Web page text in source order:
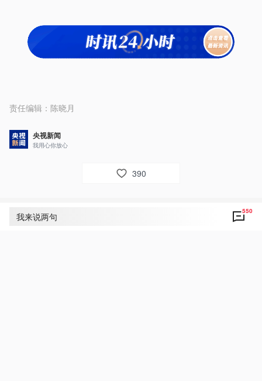
责任编辑： 陈晓月
央视新闻
我用心你放心
390
评论550
我来说两句 550